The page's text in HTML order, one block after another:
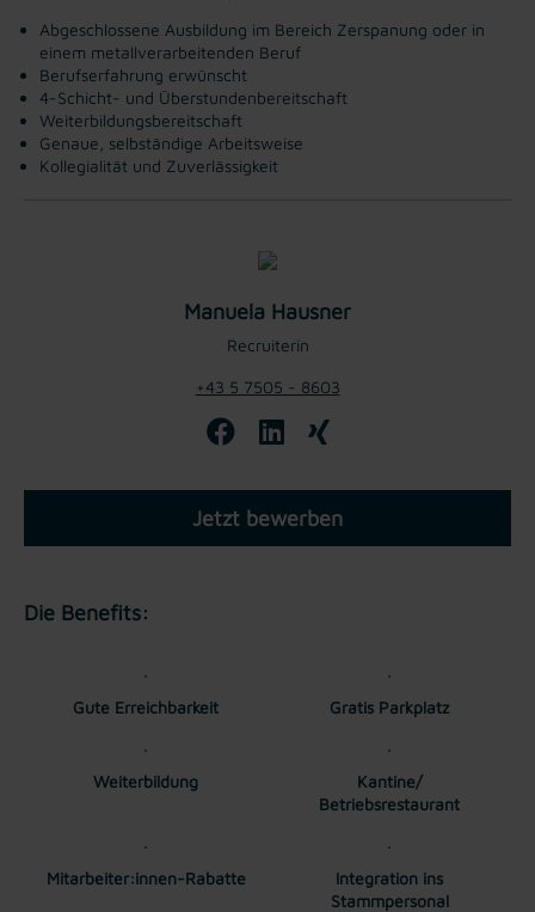
Abgeschlossene Ausbildung im Bereich Zerspanung oder in
einem metallverarbeitenden Beruf
Berufserfahrung erwünscht
4-Schicht- und Überstundenbereitschaft
Weiterbildungsbereitschaft
Genaue, selbständige Arbeitsweise
Kollegialität und Zuverlässigkeit
Manuela Hausner
Recruiterin
+43 5 7505 - 8603
Jetzt bewerben
Die Benefits:
Gute Erreichbarkeit Gratis Parkplatz
Weiterbildung
Kantine/
Betriebsrestaurant
Mitarbeiter:innen-Rabatte
Integration ins
Stammpersonal